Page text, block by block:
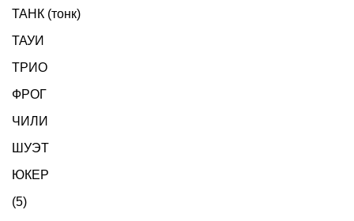
ТАНК (тонк)
ТАУИ
ТРИО
ФРОГ
ЧИЛИ
ШУЭТ
ЮКЕР
(5)